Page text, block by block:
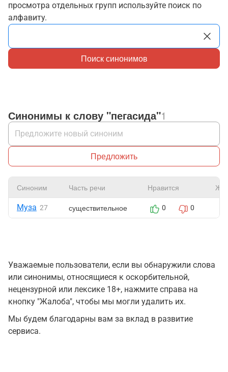
просмотра отдельных групп используйте поиск по
алфавиту.
Поиск синонимов
Синонимы к слову "пегасида"1
Предложить
Синоним Часть речи Нравится
Муза 27 существительное 0 0
Уважаемые пользователи, если вы обнаружили слова
или синонимы, относящиеся к оскорбительной,
нецензурной или лексике 18+, нажмите справа на
кнопку "Жалоба", чтобы мы могли удалить их.
Мы будем благодарны вам за вклад в развитие
сервиса.